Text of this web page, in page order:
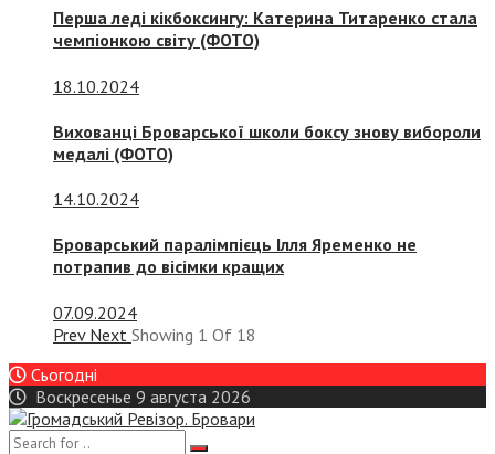
Перша леді кікбоксингу: Катерина Титаренко стала
чемпіонкою світу (ФОТО)
18.10.2024
Вихованці Броварської школи боксу знову вибороли
медалі (ФОТО)
14.10.2024
Броварський паралімпієць Ілля Яременко не
потрапив до вісімки кращих
07.09.2024
Prev Next Showing 1 Of 18
Сьогодні
Воскресенье 9 августа 2026